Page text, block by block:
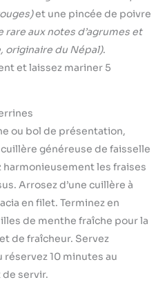
et une pincée de poivre
rare aux notes d’agrumes et
originaire du Népal).
et laissez mariner 5
ou bol de présentation,
généreuse de faisselle
les fraises
Arrosez d’une cuillère à
en filet. Terminez en
de menthe fraîche pour la
de fraîcheur. Servez
10 minutes au
servir.